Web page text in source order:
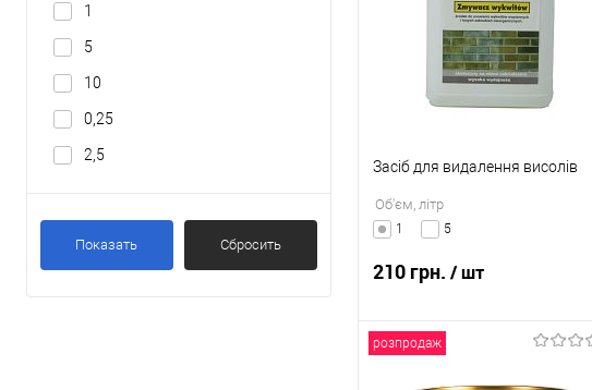
1
5
10
0,25
2,5
Показать Сбросить
До обраного
В наявності
Засіб для видалення висолів
Об'єм, літр
1 5
210 грн. / шт
розпродаж